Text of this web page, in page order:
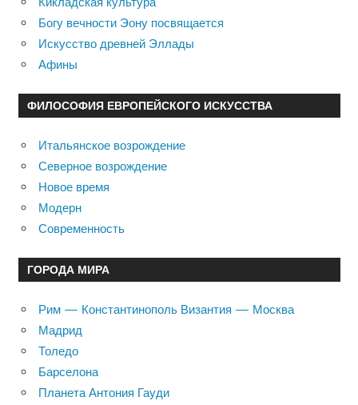
Богу вечности Эону посвящается
Искусство древней Эллады
Афины
ФИЛОСОФИЯ ЕВРОПЕЙСКОГО ИСКУССТВА
Итальянское возрождение
Северное возрождение
Новое время
Модерн
Современность
ГОРОДА МИРА
Рим — Константинополь Византия — Москва
Мадрид
Толедо
Барселона
Планета Антония Гауди